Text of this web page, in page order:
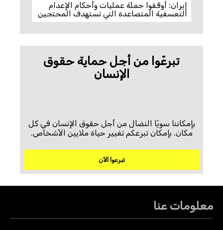
إيران: أوقفوا حملة عمليات وأحكام الإعدام
التعسفية المتصاعدة التي تستهدف المحتجين
تبرعّوا من أجل حماية حقوق
الإنسان
بإمكاننا سويًا النضال من أجل حقوق الإنسان في كل
مكان. بإمكان تبرعكم تغيير حياة ملايين الأشخاص.
تبرعوا الآن
معلومات عنا